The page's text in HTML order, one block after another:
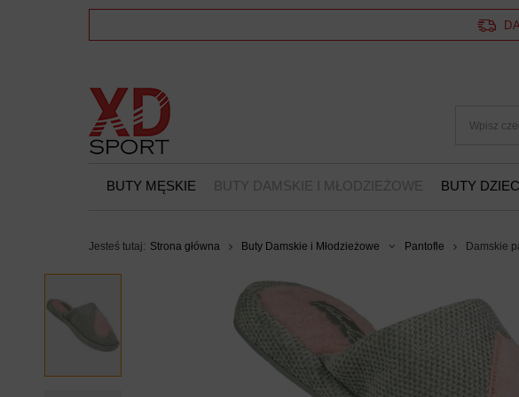
BUTY MĘSKIE BUTY DAMSKIE I MŁODZIEŻOWE BUTY
Jesteś tutaj: Strona główna Buty Damskie i Młodzieżowe Pantofle Damskie